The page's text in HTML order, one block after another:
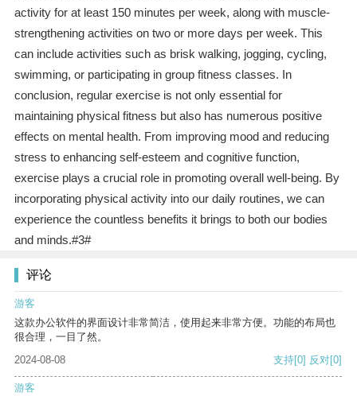
activity for at least 150 minutes per week, along with muscle-
strengthening activities on two or more days per week. This
can include activities such as brisk walking, jogging, cycling,
swimming, or participating in group fitness classes. In
conclusion, regular exercise is not only essential for
maintaining physical fitness but also has numerous positive
effects on mental health. From improving mood and reducing
stress to enhancing self-esteem and cognitive function,
exercise plays a crucial role in promoting overall well-being. By
incorporating physical activity into our daily routines, we can
experience the countless benefits it brings to both our bodies
and minds.#3#
评论
游客
这款办公软件的界面设计非常简洁，使用起来非常方便。功能的布局也
很合理，一目了然。
2024-08-08
支持[0] 反对[0]
游客